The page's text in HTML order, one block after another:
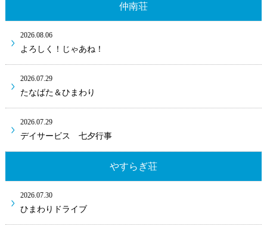
仲南荘
2026.08.06
よろしく！じゃあね！
2026.07.29
たなばた＆ひまわり
2026.07.29
デイサービス 七夕行事
やすらぎ荘
2026.07.30
ひまわりドライブ